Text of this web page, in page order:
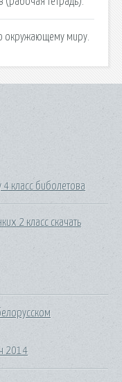
окружающему миру.
4 класс биболетова
2 класс скачать
2014